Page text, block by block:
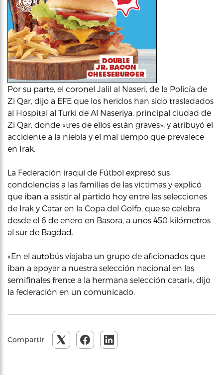
Por su parte, el coronel Jalil al Naseri, de la Policía de
Zi Qar, dijo a EFE que los heridos han sido trasladados
al Hospital al Turki de Al Naseriya, principal ciudad de
Zi Qar, donde «tres de ellos están graves», y atribuyó el
accidente a la niebla y el mal tiempo que prevalece
en Irak.
La Federación iraquí de Fútbol expresó sus
condolencias a las familias de las víctimas y explicó
que iban a asistir al partido hoy entre las selecciones
de Irak y Catar en la Copa del Golfo, que se celebra
desde el 6 de enero en Basora, a unos 450 kilómetros
al sur de Bagdad.
«En el autobús viajaba un grupo de aficionados que
iban a apoyar a nuestra selección nacional en las
semifinales frente a la hermana selección catarí», dijo
la federación en un comunicado.
Compartir